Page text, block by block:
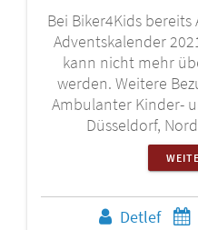
Bei Biker4Kids bereits
Adventskalender
kann nicht mehr
werden. Weitere
Ambulanter Kinder-
Düsseldorf,
Detlef